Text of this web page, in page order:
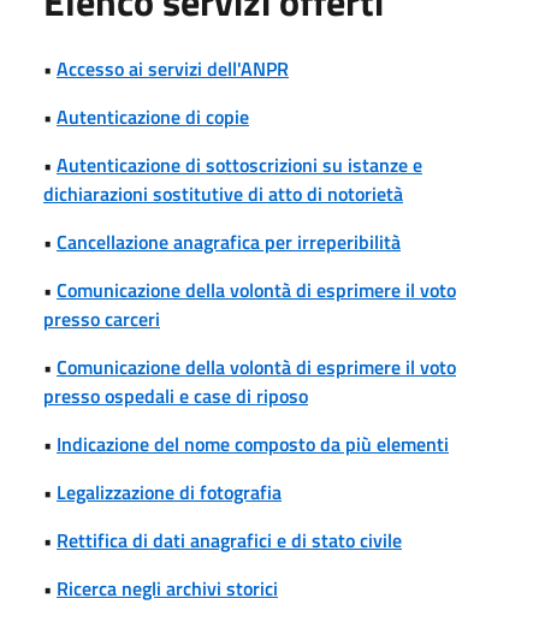
• Accesso ai servizi dell'ANPR
• Autenticazione di copie
• Autenticazione di sottoscrizioni su istanze e
dichiarazioni sostitutive di atto di notorietà
• Cancellazione anagrafica per irreperibilità
• Comunicazione della volontà di esprimere il voto
presso carceri
• Comunicazione della volontà di esprimere il voto
presso ospedali e case di riposo
• Indicazione del nome composto da più elementi
• Legalizzazione di fotografia
• Rettifica di dati anagrafici e di stato civile
• Ricerca negli archivi storici